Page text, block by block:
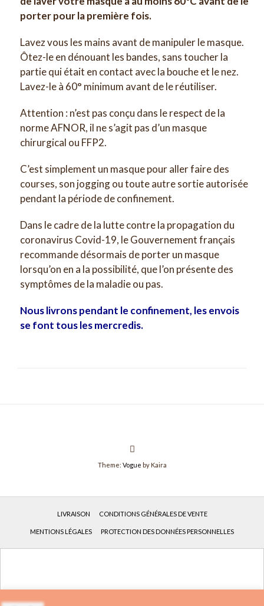
porter pour la première fois.
Lavez vous les mains avant de manipuler le masque.
Ôtez-le en dénouant les bandes, sans toucher la
partie qui était en contact avec la bouche et le nez.
Lavez-le à 60° minimum avant de le réutiliser.
Attention : n’est pas conçu dans le respect de la
norme AFNOR, il ne s’agit pas d’un masque
chirurgical ou FFP2.
C’est simplement un masque pour aller faire des
courses, son jogging ou toute autre sortie autorisée
pendant la période de confinement.
Dans le cadre de la lutte contre la propagation du
coronavirus Covid-19, le Gouvernement français
recommande désormais de porter un masque
lorsqu’on en a la possibilité, que l’on présente des
symptômes de la maladie ou pas.
Nous livrons pendant le confinement, les envois
se font tous les mercredis.
Theme: Vogue by Kaira
LIVRAISON CONDITIONS GÉNÉRALES DE VENTE
MENTIONS LÉGALES PROTECTION DES DONNÉES PERSONNELLES